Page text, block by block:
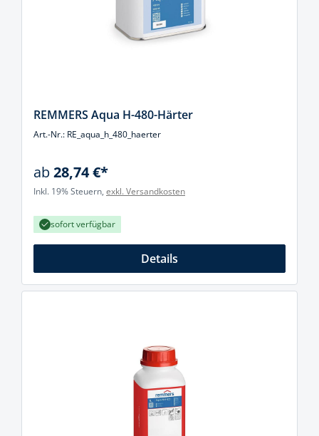
REMMERS Aqua H-480-Härter
Art.-Nr.: RE_aqua_h_480_haerter
ab28,74 €*
Inkl. 19% Steuern, exkl. Versandkosten
sofort verfügbar
Details